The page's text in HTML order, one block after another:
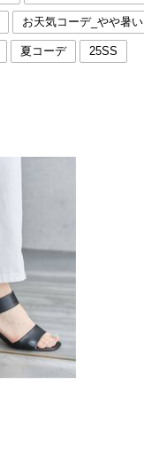
お天気コーデ_やや暑い
夏コーデ 25SS